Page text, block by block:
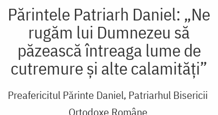
Părintele Patriarh Daniel: „Ne
rugăm lui Dumnezeu să
păzească întreaga lume de
cutremure şi alte calamităţi”
Preafericitul Părinte Daniel, Patriarhul Bisericii
Ortodoxe Române